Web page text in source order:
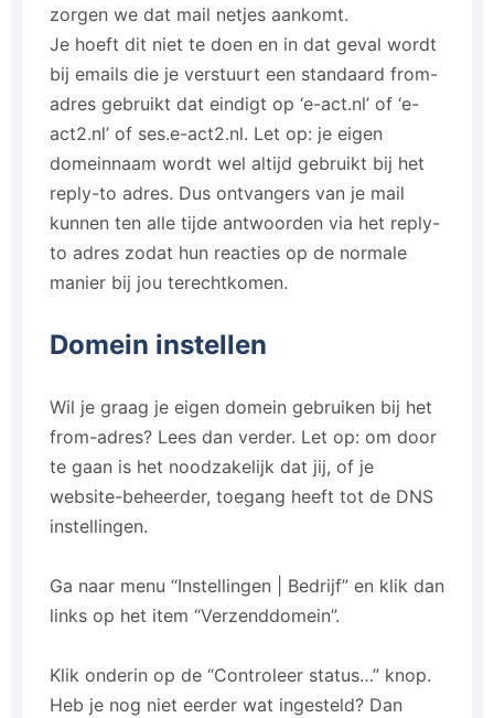
zorgen we dat mail netjes aankomt.
Je hoeft dit niet te doen en in dat geval wordt
bij emails die je verstuurt een standaard from-
adres gebruikt dat eindigt op ‘e-act.nl’ of ‘e-
act2.nl’ of ses.e-act2.nl. Let op: je eigen
domeinnaam wordt wel altijd gebruikt bij het
reply-to adres. Dus ontvangers van je mail
kunnen ten alle tijde antwoorden via het reply-
to adres zodat hun reacties op de normale
manier bij jou terechtkomen.
Domein instellen
Wil je graag je eigen domein gebruiken bij het
from-adres? Lees dan verder. Let op: om door
te gaan is het noodzakelijk dat jij, of je
website-beheerder, toegang heeft tot de DNS
instellingen.
Ga naar menu “Instellingen | Bedrijf” en klik dan
links op het item “Verzenddomein”.
Klik onderin op de “Controleer status…” knop.
Heb je nog niet eerder wat ingesteld? Dan